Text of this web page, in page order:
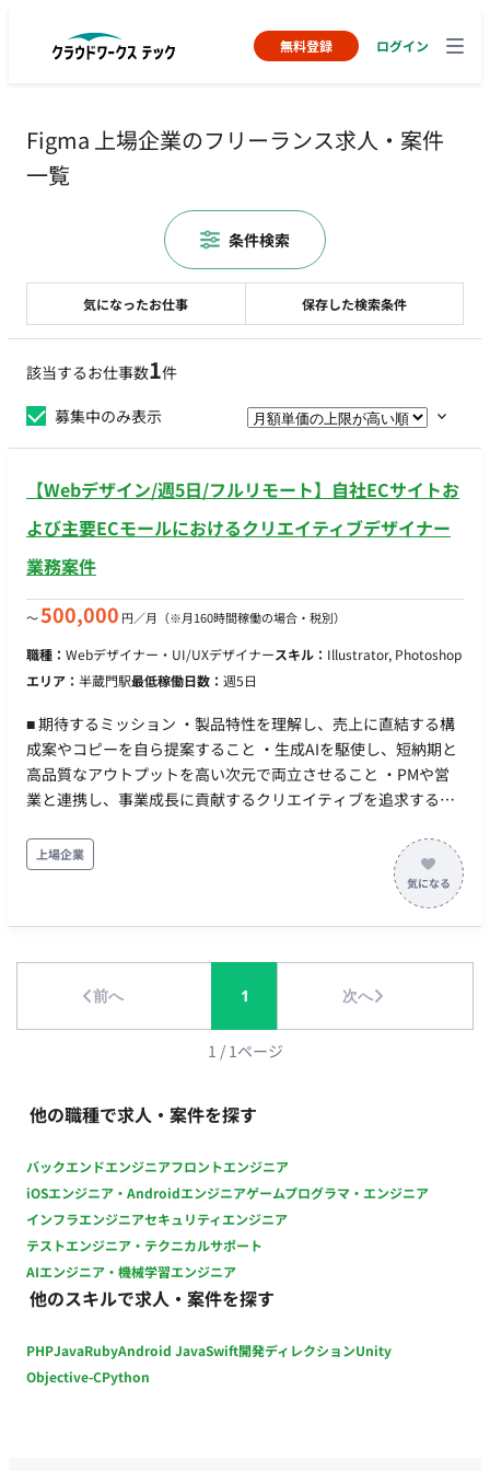
無料登録 ログイン
Figma 上場企業のフリーランス求人・案件
一覧
該当するお仕事数1件
募集中のみ表示
【Webデザイン/週5日/フルリモート】自社ECサイトお
よび主要ECモールにおけるクリエイティブデザイナー
業務案件
〜500,000 円／月 （※月160時間稼働の場合・税別）
職種： Webデザイナー・UI/UXデザイナースキル： Illustrator, Photoshop
エリア： 半蔵門駅最低稼働日数： 週5日
■ 期待するミッション ・製品特性を理解し、売上に直結する構
成案やコピーを自ら提案すること ・生成AIを駆使し、短納期と
高品質なアウトプットを高い次元で両立させること ・PMや営
業と連携し、事業成長に貢献するクリエイティブを追求するこ
の新規制作および量産展開 ・大手ECモールの特性に合わせた商
品画像および紹介コンテンツの作成 ・キャンペーンLPのデザイ
ン制作、および訴求軸に基づいたライティング ・生成AIを活用
した、画像生成・レタッチ・背景合成などの効率的ワークフロ
上場企業
前へ 1 次へ
1 / 1ページ
他の職種で求人・案件を探す
バックエンドエンジニアフロントエンジニア
iOSエンジニア・Androidエンジニアゲームプログラマ・エンジニア
インフラエンジニアセキュリティエンジニア
テストエンジニア・テクニカルサポート
AIエンジニア・機械学習エンジニア
他のスキルで求人・案件を探す
PHPJavaRubyAndroid JavaSwift開発ディレクションUnity
Objective-CPython
気になったお仕事 保存した検索条件
条件検索